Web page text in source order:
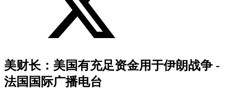
美财长：美国有充足资金用于伊朗战争 -
法国国际广播电台